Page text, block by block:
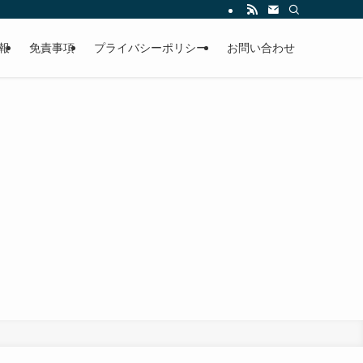
免責事項 プライバシーポリシー お問い合わせ